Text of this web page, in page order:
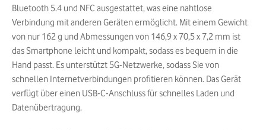
Bluetooth 5.4 und NFC ausgestattet, was eine nahtlose
Verbindung mit anderen Geräten ermöglicht. Mit einem Gewicht
von nur 162 g und Abmessungen von 146,9 x 70,5 x 7,2 mm ist
das Smartphone leicht und kompakt, sodass es bequem in die
Hand passt. Es unterstützt 5G-Netzwerke, sodass Sie von
schnellen Internetverbindungen profitieren können. Das Gerät
verfügt über einen USB-C-Anschluss für schnelles Laden und
Datenübertragung.